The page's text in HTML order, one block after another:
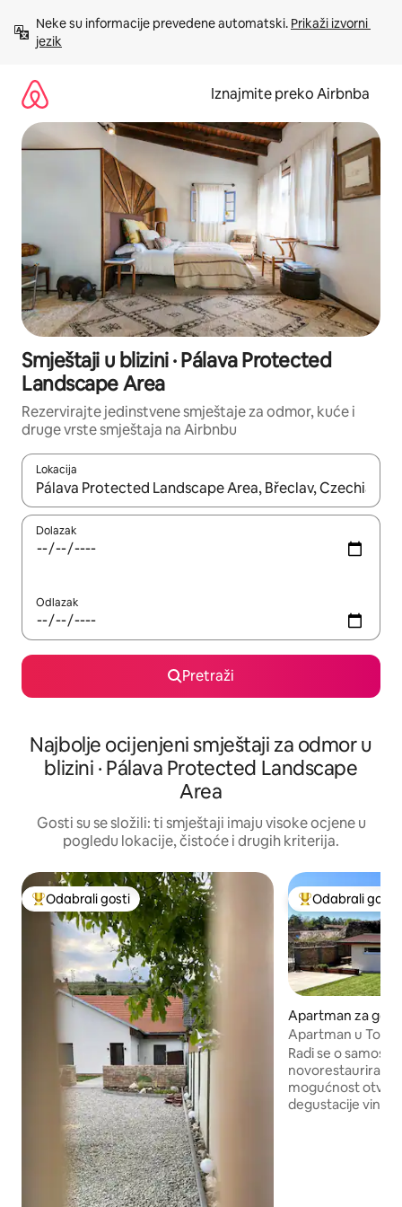
sadržaj
Neke su informacije prevedene automatski. Prikaži izvorni
jezik
Iznajmite preko Airbnba
Smještaji u blizini · Pálava Protected
Landscape Area
Rezervirajte jedinstvene smještaje za odmor, kuće i
druge vrste smještaja na Airbnbu
Lokacija
Kada budu dostupni rezultati, moći ćete ih pregledati
Dolazak
Odlazak
Pretraži
Najbolje ocijenjeni smještaji za odmor u
blizini · Pálava Protected Landscape
Area
Gosti su se složili: ti smještaji imaju visoke ocjene u
pogledu lokacije, čistoće i drugih kriterija.
Među najviše rangiranima s oznakom „Odabrali gosti”
Odabrali gosti Među najviše
Odabrali gosti
Apartman za
Apartman u Toma
Radi se o
mogućnost
degustacije vina.